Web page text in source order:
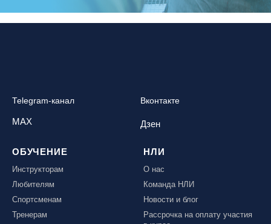
Telegram-канал Вконтакте
MAX Дзен
ОБУЧЕНИЕ
Инструкторам
Любителям
Спортсменам
Тренерам
НЛИ
О нас
Команда НЛИ
Новости и блог
Рассрочка на оплату участия